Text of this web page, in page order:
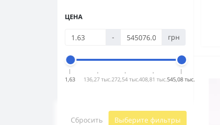
ЦЕНА
- грн
1,63 136,27 тыс.272,54 тыс.408,81 тыс.545,08 тыс.
Сбросить Выберите фильтры